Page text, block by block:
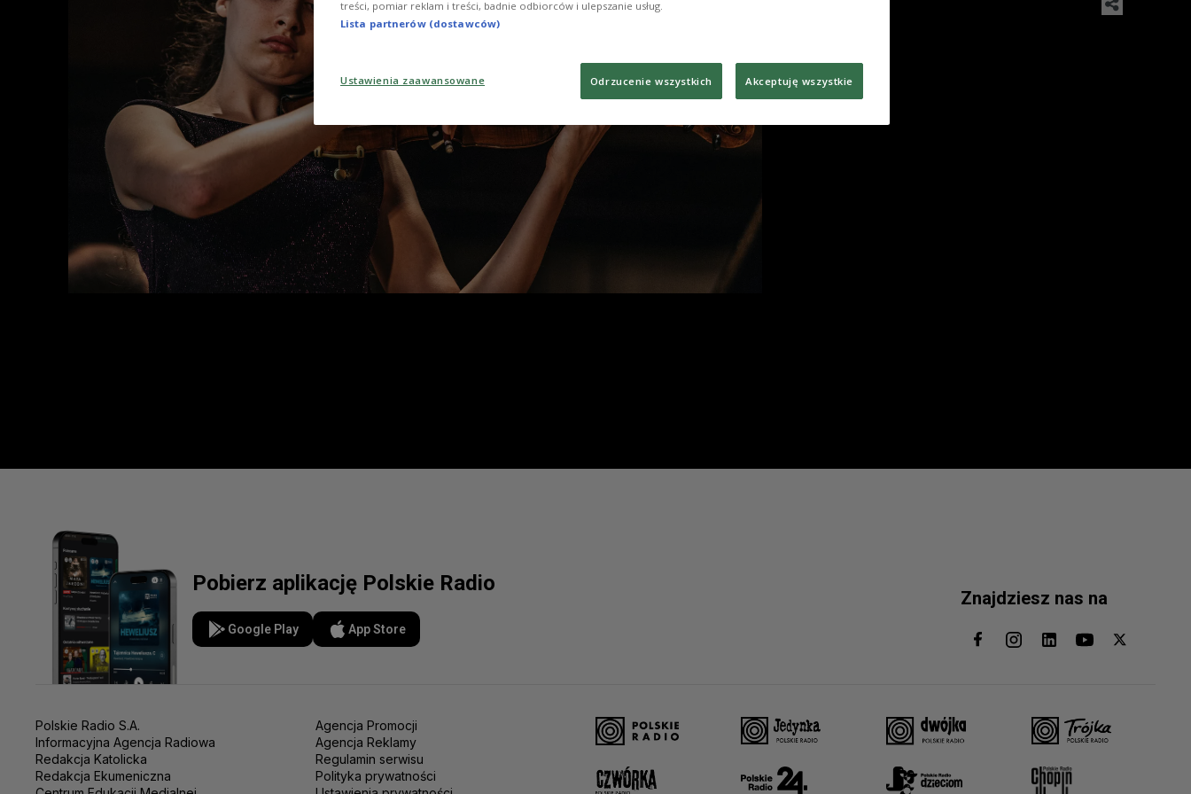
Pobierz aplikację Polskie Radio
Google Play App Store
Znajdziesz nas na
Polskie Radio S.A.
Informacyjna Agencja Radiowa
Redakcja Katolicka
Redakcja Ekumeniczna
Agencja Promocji
Agencja Reklamy
Regulamin serwisu
Polityka prywatności
treści, pomiar reklam i treści, badnie odbiorców i ulepszanie usług.
Lista partnerów (dostawców)
Ustawienia zaawansowane Odrzucenie wszystkich Akceptuję wszystkie